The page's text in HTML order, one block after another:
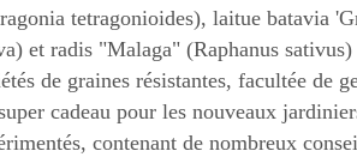
tetragonioides), laitue batavia
et radis "Malaga" (Raphanus sativus)
de graines résistantes, facultée de
cadeau pour les nouveaux
contenant de nombreux